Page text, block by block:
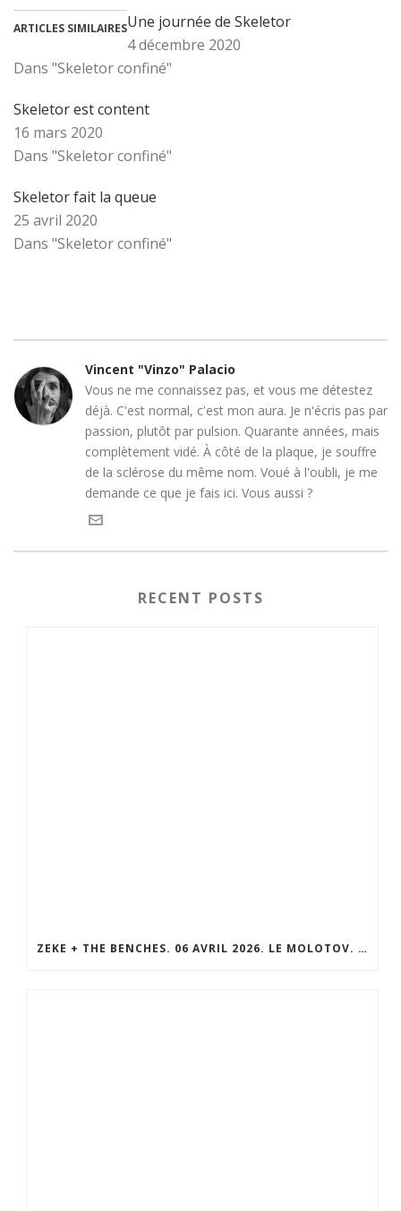
ARTICLES SIMILAIRESUne journée de Skeletor
4 décembre 2020
Dans "Skeletor confiné"
Skeletor est content
16 mars 2020
Dans "Skeletor confiné"
Skeletor fait la queue
25 avril 2020
Dans "Skeletor confiné"
Vincent "Vinzo" Palacio
Vous ne me connaissez pas, et vous me détestez
déjà. C'est normal, c'est mon aura. Je n'écris pas par
passion, plutôt par pulsion. Quarante années, mais
complètement vidé. À côté de la plaque, je souffre
de la sclérose du même nom. Voué à l'oubli, je me
demande ce que je fais ici. Vous aussi ?
RECENT POSTS
ZEKE + THE BENCHES. 06 AVRIL 2026. LE MOLOTOV. MARSEILLE